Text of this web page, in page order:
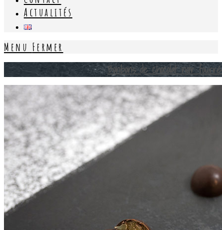
Actualités
Menu Fermer
Bonbons de chocolat noir